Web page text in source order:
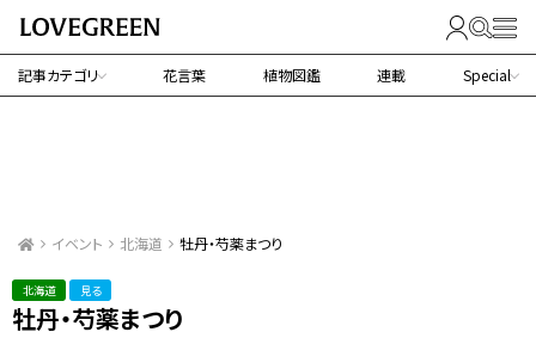
記事カテゴリ 花言葉 植物図鑑 連載 Special
イベント 北海道 牡丹・芍薬まつり
北海道 見る
牡丹・芍薬まつり